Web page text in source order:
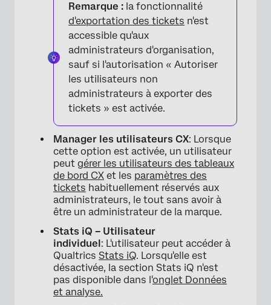
Remarque : la fonctionnalité
d'exportation des tickets n'est
accessible qu'aux
administrateurs d'organisation,
sauf si l'autorisation « Autoriser
les utilisateurs non
administrateurs à exporter des
tickets » est activée.
Manager les utilisateurs CX: Lorsque
cette option est activée, un utilisateur
peut gérer les utilisateurs des tableaux
de bord CX et les paramètres des
tickets habituellement réservés aux
administrateurs, le tout sans avoir à
être un administrateur de la marque.
Stats iQ – Utilisateur
individuel: L'utilisateur peut accéder à
Qualtrics Stats iQ. Lorsqu'elle est
désactivée, la section Stats iQ n'est
pas disponible dans l'onglet Données
et analyse.